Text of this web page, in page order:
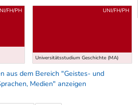
FH/PH
Universitätsstudium Geschichte (MA)
UNI/FH/PH
aus dem Bereich "Geistes- und
Medien" anzeigen